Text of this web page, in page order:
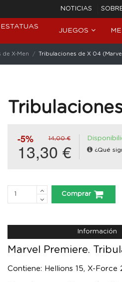
NOTICIAS
JUEGOS
de X-Men Tribulaciones de X 04
-5% 14,00 €
13,30 € ¿Qué
Comprar
Información
Marvel Premiere.
Contiene: Hellions 15, X-